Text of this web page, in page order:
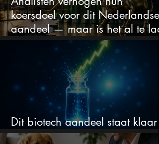
koersdoel voor dit Nederlandse
aandeel — maar is het al te laat
om in te stappen?
Dit biotech aandeel staat klaar
voor een flinke rally